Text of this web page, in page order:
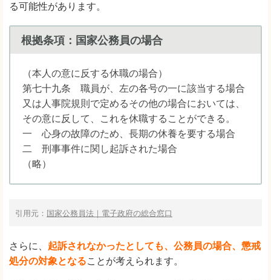
る可能性があります。
根拠条項：国家公務員の場合
（本人の意に反する休職の場合）
第七十九条 職員が、左の各号の一に該当する場合
又は人事院規則で定めるその他の場合においては、
その意に反して、これを休職することができる。
一 心身の故障のため、長期の休養を要する場合
二 刑事事件に関し起訴された場合
（略）
引用元： 国家公務員法｜電子政府の総合窓口
さらに、 起訴されなかったとしても、公務員の場合、懲戒
処分の対象となることが考えられます。